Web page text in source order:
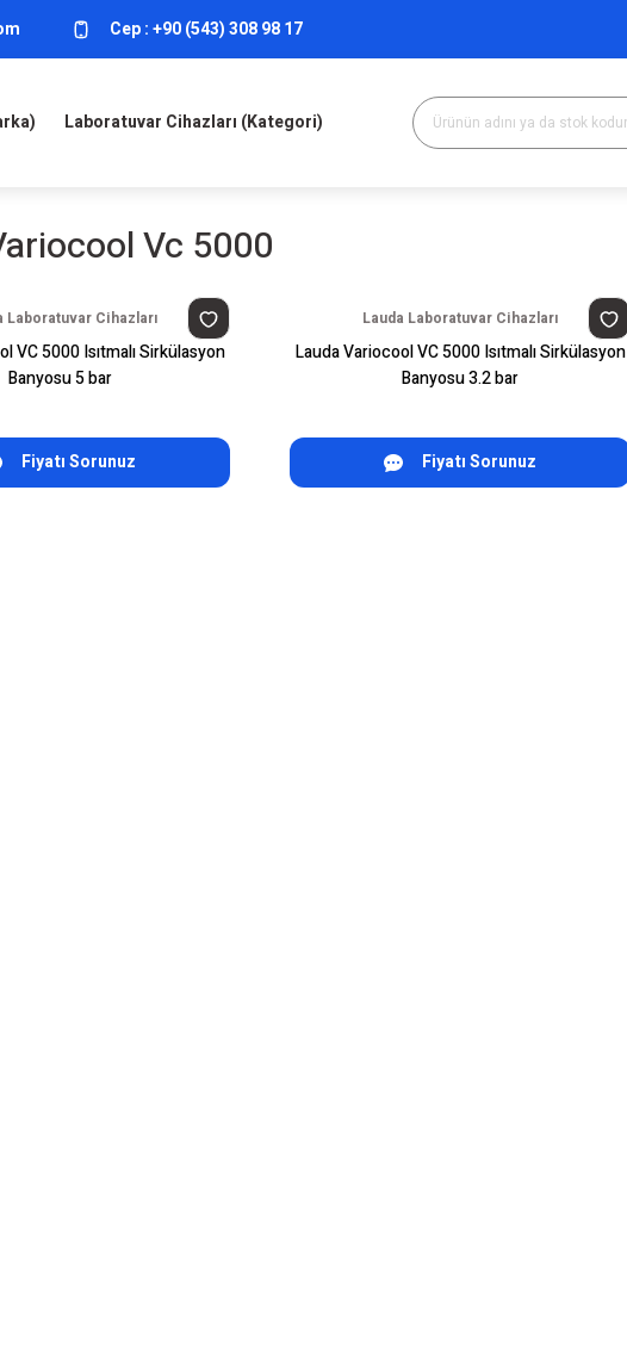
Cep :+90 (543) 308 98 17
Laboratuvar Cihazları (Kategori)
Vc 5000
Laboratuvar Cihazları
VC 5000 Isıtmalı Sirkülasyon
Banyosu 5 bar
Fiyatı Sorunuz
Lauda Laboratuvar Cihazları
Lauda Variocool VC 5000 Isıtmalı Sirkülasyon
Banyosu 3.2 bar
Fiyatı Sorunuz